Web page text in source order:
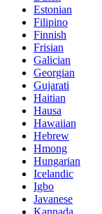
Estonian
Filipino
Finnish
Frisian
Galician
Georgian
Gujarati
Haitian
Hausa
Hawaiian
Hebrew
Hmong
Hungarian
Icelandic
Igbo
Javanese